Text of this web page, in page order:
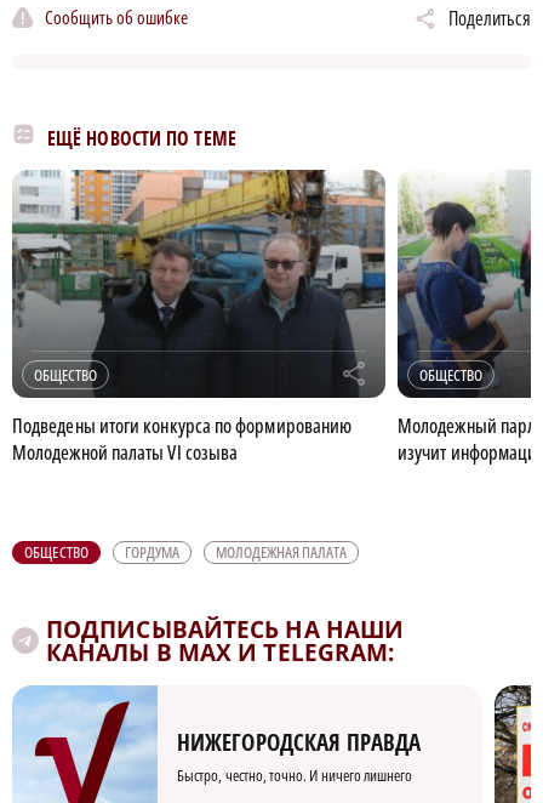
Сообщить об ошибке Поделиться
ЕЩЁ НОВОСТИ ПО ТЕМЕ
ОБЩЕСТВО r
Подведены итоги конкурса по формированию
Молодежной палаты VI созыва
ОБЩЕСТВО
Молодежный
изучит
ОБЩЕСТВО ГОРДУМА МОЛОДЕЖНАЯ ПАЛАТА
ПОДПИСЫВАЙТЕСЬ НА НАШИ
КАНАЛЫ В MAX И TELEGRAM:
НИЖЕГОРОДСКАЯ ПРАВДА
Быстро, честно, точно. И ничего лишнего